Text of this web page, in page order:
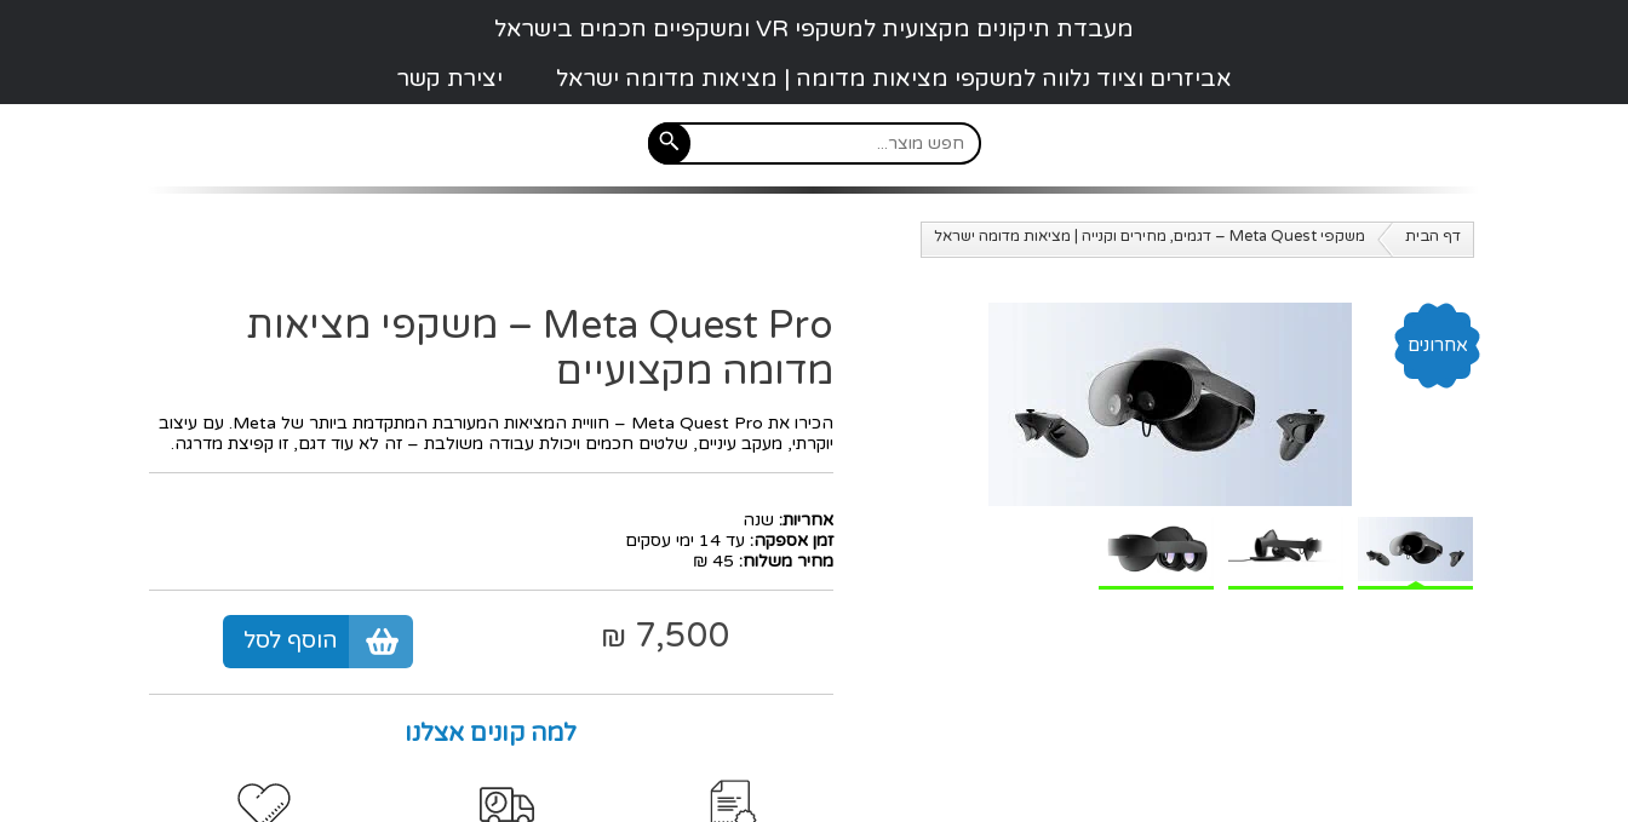
מעבדת תיקונים מקצועית למשקפי VR ומשקפיים חכמים בישראל
אביזרים וציוד נלווה למשקפי מציאות מדומה | מציאות מדומה ישראל
יצירת קשר
דף הבית משקפי Meta Quest – דגמים, מחירים וקנייה | מציאות מדומה ישראל
אחרונים
Meta Quest Pro – משקפי מציאות
מדומה מקצועיים
הכירו את Meta Quest Pro – חוויית המציאות המעורבת המתקדמת ביותר של Meta. עם עיצוב
יוקרתי, מעקב עיניים, שלטים חכמים ויכולת עבודה משולבת – זה לא עוד דגם, זו קפיצת מדרגה.
אחריות: שנה
זמן אספקה: עד 14 ימי עסקים
מחיר משלוח: 45 ₪
7,500
₪ הוסף לסל
למה קונים אצלנו